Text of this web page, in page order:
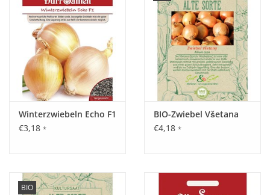
Winterzwiebeln Echo F1
€3,18 *
BIO-Zwiebel Všetana
€4,18 *
BIO